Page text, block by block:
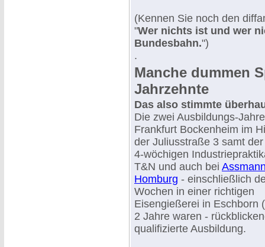
(Kennen Sie noch den
"Wer nichts ist und wer
Bundesbahn.")
.
Manche dummen
Jahrzehnte
Das also stimmte
Die zwei Ausbildungs-
Frankfurt Bockenheim im
der Juliusstraße 3 samt
4-wöchigen
T&N und auch bei
Homburg - einschließlich
Wochen in einer richtigen
Eisengießerei in Eschborn
2 Jahre waren -
qualifizierte Ausbildung.